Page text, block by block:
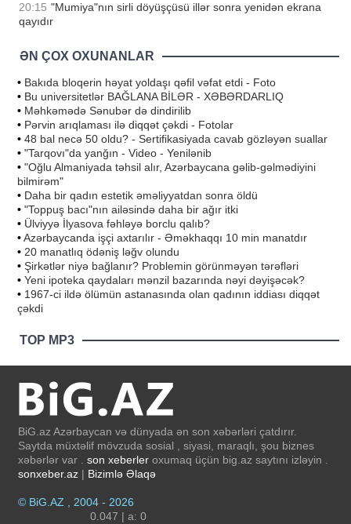
20:15 "Mumiya"nın sirli döyüşçüsü illər sonra yenidən ekrana
qayıdır
ƏN ÇOX OXUNANLAR
• Bakıda bloqerin həyat yoldaşı qəfil vəfat etdi - Foto
• Bu universitetlər BAĞLANA BİLƏR - XƏBƏRDARLIQ
• Məhkəmədə Sənubər də dindirilib
• Pərvin arıqlaması ilə diqqət çəkdi - Fotolar
• 48 bal necə 50 oldu? - Sertifikasiyada cavab gözləyən suallar
• "Tarqovı"da yanğın - Video - Yenilənib
• "Oğlu Almaniyada təhsil alır, Azərbaycana gəlib-gəlmədiyini
bilmirəm"
• Daha bir qadın estetik əməliyyatdan sonra öldü
• "Toppuş bacı"nın ailəsində daha bir ağır itki
• Ülviyyə İlyasova fəhləyə borclu qalıb?
•Azərbaycanda işçi axtarılır - Əməkhaqqı 10 min manatdır
• 20 manatlıq ödəniş ləğv olundu
• Şirkətlər niyə bağlanır? Problemin görünməyən tərəfləri
• Yeni ipoteka qaydaları mənzil bazarında nəyi dəyişəcək?
• 1967-ci ildə ölümün astanasında olan qadının iddiası diqqət
çəkdi
TOP MP3
BiG.az Azərbaycan və dünyada ən son xəbərləri çatdırır.
Saytda müxtəlif mövzuda sosial , siyasi, maraqlı, şou biznes
xəbərlər var . son xeberler oxumaq üçün big.az saytını izləyin .
sonxeber.az | Bizimlə Əlaqə
© BiG.AZ , 2004 - 2026
0.047 | a: 0